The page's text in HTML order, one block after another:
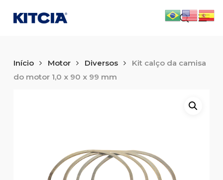
main
search
Início Motor Diversos
Kit calço da camisa
do motor 1,0 x 90 x 99 mm